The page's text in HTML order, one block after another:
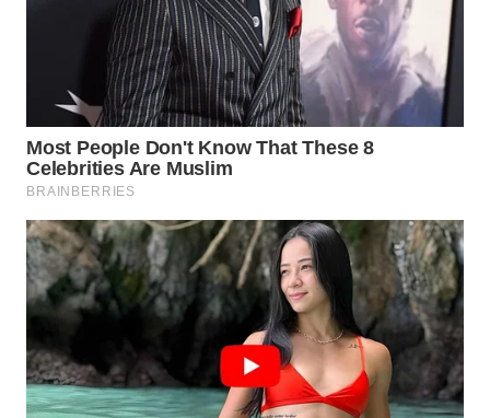
WAHANA
ADVOKAT
WAHANA
WAHANA
KONSUMEN
WAHANA
LISTRIK